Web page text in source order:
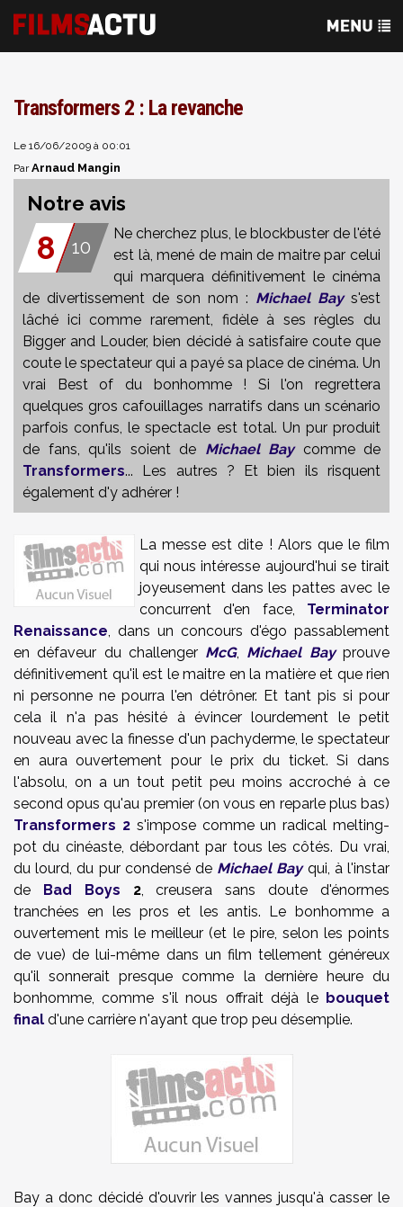
Transformers 2 : La revanche
Le 16/06/2009 à 00:01
ParArnaud Mangin
Notre avis
8 10
Ne cherchez plus, le blockbuster de l'été
est là, mené de main de maitre par celui
qui marquera définitivement le cinéma
de divertissement de son nom : Michael Bays'est
lâché ici comme rarement, fidèle à ses règles du
Bigger and Louder, bien décidé à satisfaire coute que
coute le spectateur qui a payé sa place de cinéma. Un
vrai Best of du bonhomme ! Si l'on regrettera
quelques gros cafouillages narratifs dans un scénario
parfois confus, le spectacle est total. Un pur produit
de fans, qu'ils soient de Michael Baycomme de
Transformers... Les autres ? Et bien ils risquent
également d'y adhérer !
La messe est dite ! Alors que le film
qui nous intéresse aujourd'hui se tirait
joyeusement dans les pattes avec le
concurrent d'en face, Terminator
Renaissance, dans un concours d'égo passablement
en défaveur du challenger McG, Michael Bayprouve
définitivement qu'il est le maitre en la matière et que rien
ni personne ne pourra l'en détrôner. Et tant pis si pour
cela il n'a pas hésité à évincer lourdement le petit
nouveau avec la finesse d'un pachyderme, le spectateur
en aura ouvertement pour le prix du ticket. Si dans
l'absolu, on a un tout petit peu moins accroché à ce
second opus qu'au premier (on vous en reparle plus bas)
Transformers 2s'impose comme un radical melting-
pot du cinéaste, débordant par tous les côtés. Du vrai,
du lourd, du pur condensé de Michael Bayqui, à l'instar
de Bad Boys 2, creusera sans doute d'énormes
tranchées en les pros et les antis. Le bonhomme a
ouvertement mis le meilleur (et le pire, selon les points
de vue) de lui-même dans un film tellement généreux
qu'il sonnerait presque comme la dernière heure du
bonhomme, comme s'il nous offrait déjà le bouquet
final d'une carrière n'ayant que trop peu désemplie.
Bay a donc décidé d'ouvrir les vannes jusqu'à casser le